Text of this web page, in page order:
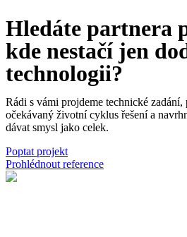
Hledáte partnera
kde nestačí jen
technologii?
Rádi s vámi projdeme technické
očekávaný životní cyklus řešení a
dávat smysl jako celek.
Poptat projekt
Prohlédnout reference